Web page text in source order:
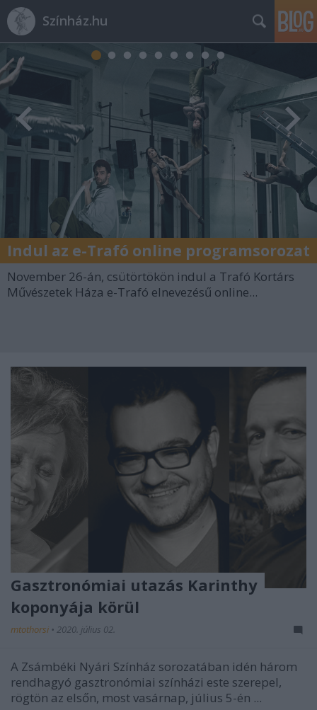
Színház.hu
Indul az e-Trafó online programsorozat
November 26-án, csütörtökön indul a Trafó Kortárs
Művészetek Háza e-Trafó elnevezésű online...
Gasztronómiai utazás Karinthy
koponyája körül
mtothorsi • 2020. július 02.
A Zsámbéki Nyári Színház sorozatában idén három
rendhagyó gasztronómiai színházi este szerepel,
rögtön az elsőn, most vasárnap, július 5-én ...